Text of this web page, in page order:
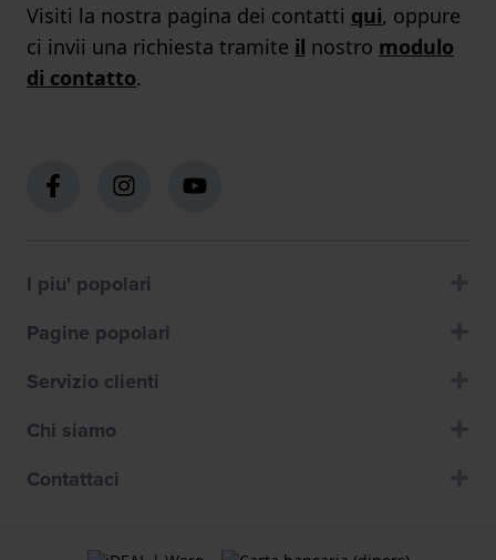
Visiti la nostra pagina dei contatti qui, oppure
ci invii una richiesta tramite il nostro modulo
di contatto.
I piu' popolari
Pagine popolari
Servizio clienti
Chi siamo
Contattaci